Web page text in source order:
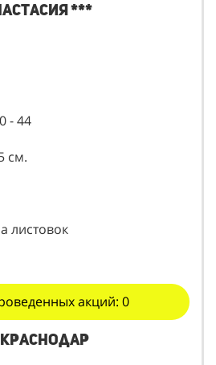
***
- 44
см.
листовок
акций: 0
Краснодар